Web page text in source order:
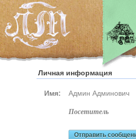
Личная информация
Имя: Админ Админович
посетитель
Отправить